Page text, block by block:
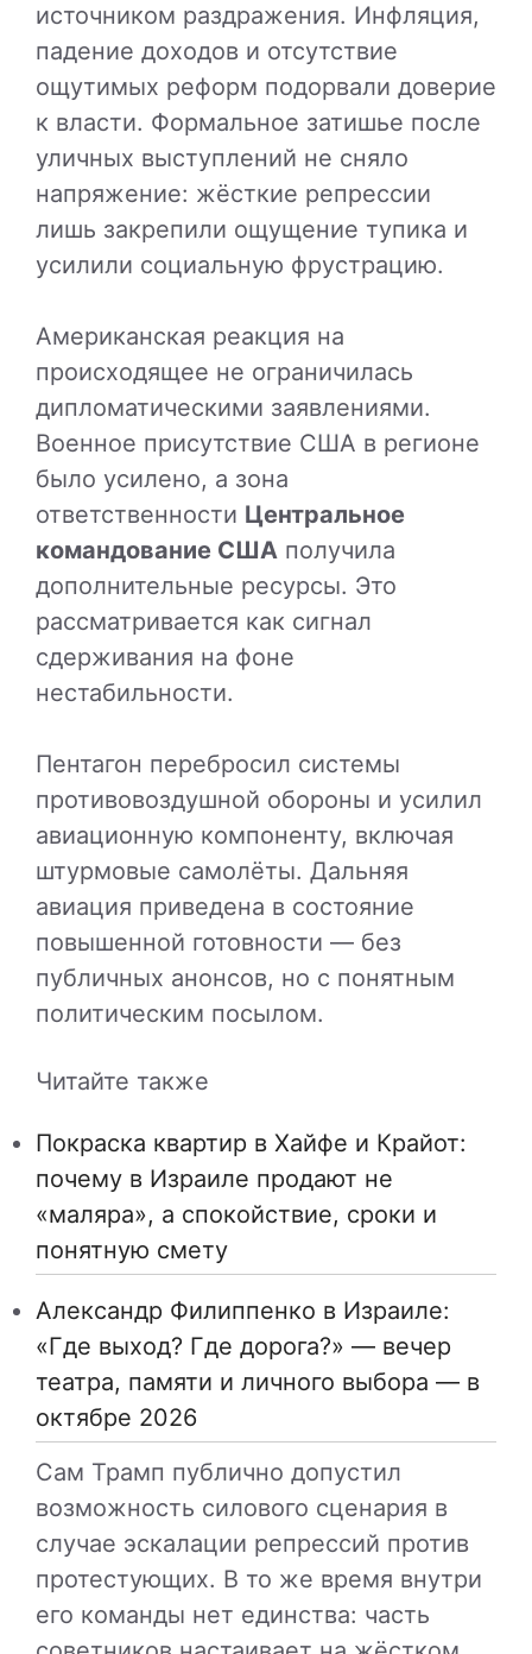
источником раздражения. Инфляция,
падение доходов и отсутствие
ощутимых реформ подорвали доверие
к власти. Формальное затишье после
уличных выступлений не сняло
напряжение: жёсткие репрессии
лишь закрепили ощущение тупика и
усилили социальную фрустрацию.
Американская реакция на
происходящее не ограничилась
дипломатическими заявлениями.
Военное присутствие США в регионе
было усилено, а зона
ответственности Центральное
командование США получила
дополнительные ресурсы. Это
рассматривается как сигнал
сдерживания на фоне
нестабильности.
Пентагон перебросил системы
противовоздушной обороны и усилил
авиационную компоненту, включая
штурмовые самолёты. Дальняя
авиация приведена в состояние
повышенной готовности — без
публичных анонсов, но с понятным
политическим посылом.
Читайте также
Покраска квартир в Хайфе и Крайот:
почему в Израиле продают не
«маляра», а спокойствие, сроки и
понятную смету
Александр Филиппенко в Израиле:
«Где выход? Где дорога?» — вечер
театра, памяти и личного выбора — в
октябре 2026
Сам Трамп публично допустил
возможность силового сценария в
случае эскалации репрессий против
протестующих. В то же время внутри
его команды нет единства: часть